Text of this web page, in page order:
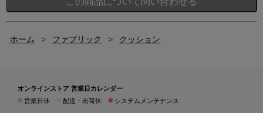
ホーム > ファブリック > クッション
オンラインストア 営業日カレンダー
営業日休 配送・出荷休 ■ システムメンテナンス